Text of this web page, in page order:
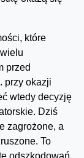
które
przed
przy okazji
wtedy decyzję
Dziś
zagrożone, a
To
odszkodowań